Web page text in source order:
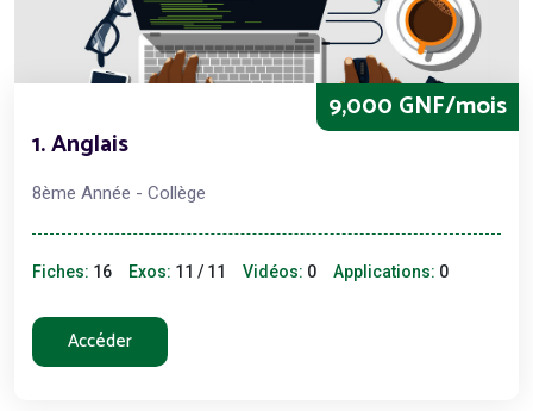
9,000 GNF/mois
1. Anglais
8ème Année - Collège
Fiches: 16 Exos: 11 / 11 Vidéos: 0 Applications: 0
Accéder